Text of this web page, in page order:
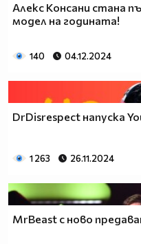
Алекс Консани стана
модел на годината!
140 04.12.2024
DrDisrespect напуска
1 263 26.11.2024
MrBeast с ново